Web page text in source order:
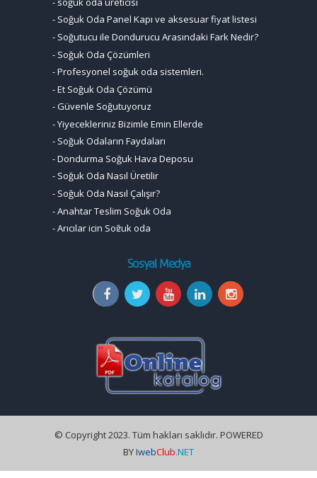
Soğuk Oda Panel Kapı ve aksesuar fiyat listesi
Soğutucu ile Dondurucu Arasındaki Fark Nedir?
Soğuk Oda Çözümleri
- Profesyonel soğuk oda sistemleri.
Et Soğuk Oda Çözümü
Güvenle Soğutuyoruz
Yiyecekleriniz Bizimle Emin Ellerde
Soğuk Odaların Faydaları
Dondurma Soğuk Hava Deposu
Soğuk Oda Nasıl Üretilir
Soğuk Oda Nasıl Çalışır?
Anahtar Teslim Soğuk Oda
Arıcılar için Soğuk oda
Sosyal Medya
© Copyright 2023. Tüm hakları saklıdır. POWERED
BYIwebClub.NET